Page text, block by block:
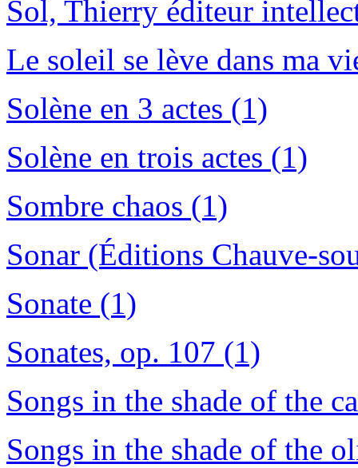
Sol, Thierry éditeur
Le soleil se lève dans ma
Solène en 3 actes (1)
Solène en trois actes (1)
Sombre chaos (1)
Sonar (Éditions Chauve-
Sonate (1)
Sonates, op. 107 (1)
Songs in the shade of the
Songs in the shade of the